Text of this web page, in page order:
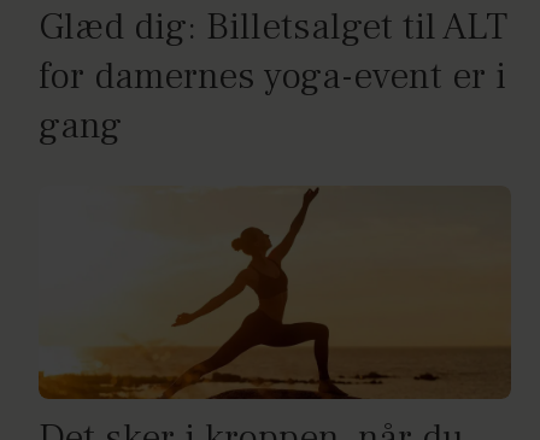
Glæd dig: Billetsalget til ALT
for damernes yoga-event er i
gang